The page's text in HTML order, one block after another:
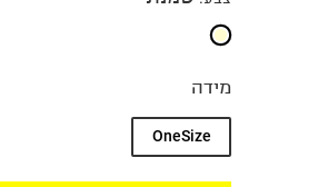
מידה
OneSize